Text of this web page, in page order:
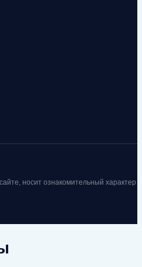
носит ознакомительный характер